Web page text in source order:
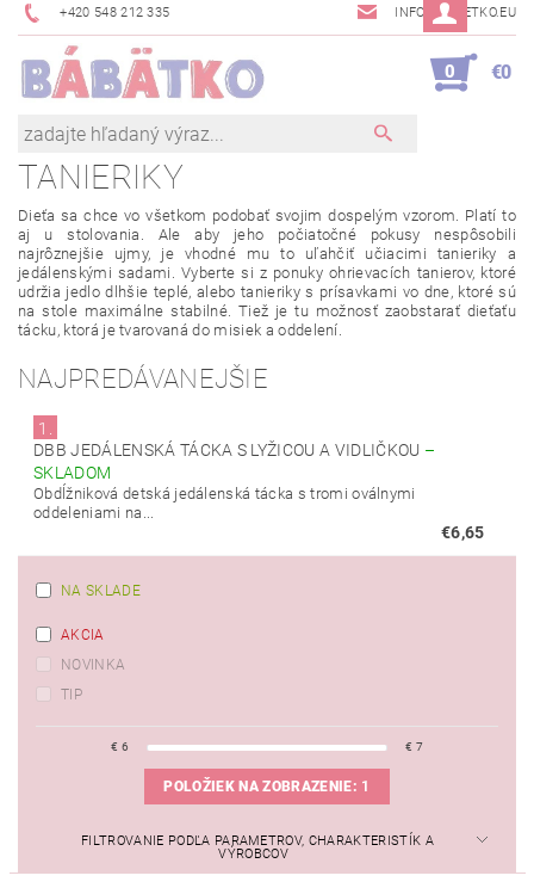
+420 548 212 335 INFO@BABETKO.EU
0 €0
TANIERIKY
Dieťa sa chce vovšetkom podobať svojim dospelým vzorom. Platí to
aj u stolovania. Ale aby jeho počiatočné pokusy
nespôsobili
najrôznejšieujmy, je vhodnému to uľahčiť učiacimi tanieriky
a
jedálenskými sadami .Vyberte si z ponuky ohrievacích tanierov, ktoré
udržia jedlo dlhšie teplé, alebo tanierikys prísavkami vo dne, ktoré sú
na stole maximálne stabilné. Tiež je tu možnosť zaobstarať dieťaťu
tácku, ktorá je tvarovaná do misiek a oddelení.
NAJPREDÁVANEJŠIE
1.
DBB JEDÁLENSKÁ TÁCKA S LYŽICOU A VIDLIČKOU –
SKLADOM
Obdĺžniková detská jedálenská tácka s tromi oválnymi
oddeleniami na...
€6,65
NA SKLADE
AKCIA
NOVINKA
TIP
€ 6 € 7
POLOŽIEK NA ZOBRAZENIE: 1
FILTROVANIE PODĽA PARAMETROV, CHARAKTERISTÍK A
VÝROBCOV